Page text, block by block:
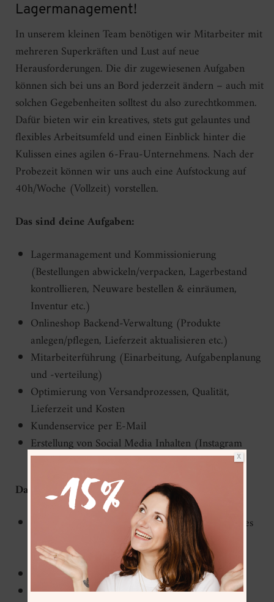
Lagermanagement!
In unserem kleinen Team benötigen wir Mitarbeiter mit
mehreren Superkräften und Lust auf neue
Herausforderungen. Die dir zugewiesenen Aufgaben
können sich bei uns an Bord jederzeit ändern – auch mit
solchen Gegebenheiten solltest du also zurechtkommen.
Dafür bieten wir ein kreatives, stets gut gelauntes und
flexibles Arbeitsumfeld und einen Einblick hinter die
Kulissen eines agilen 6-Frau-Unternehmens. Nach der
Probezeit können wir uns auch eine Aufstockung auf
40h/Woche (Vollzeit) vorstellen.
Das sind deine Aufgaben:
Lagermanagement und Kommissionierung
(Bestellungen abwickeln/verpacken, Lagerbestand
kontrollieren, Neuware bestellen & einräumen,
Inventur etc.)
Onlineshop Backend-Verwaltung (Produkte
anlegen/pflegen, Lieferzeit aktualisieren etc.)
Mitarbeiterführung (Einarbeitung, Aufgabenplanung
und -verteilung)
Optimierung von Versandprozessen, Qualität,
Lieferzeit und Kosten
Kundenservice per E-Mail
Erstellung von Social Media Inhalten (Instagram
Posts, Storys)
Das solltest du mitbringen:
erfolgreich abgeschlossenes betriebs­wirtschaft­liches
Studium im Bereich Logistik oder gleichwertige
Qualifikation
erste Erfahrung im Bereich Lagermanagement
strukturiertes und selbstständiges Arbeiten
X